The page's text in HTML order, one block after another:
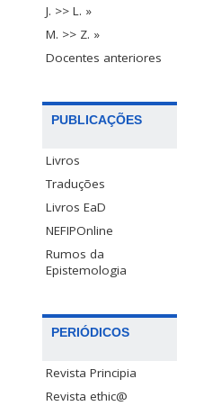
J. >> L. »
M. >> Z. »
Docentes anteriores
PUBLICAÇÕES
Livros
Traduções
Livros EaD
NEFIPOnline
Rumos da
Epistemologia
PERIÓDICOS
Revista Principia
Revista ethic@